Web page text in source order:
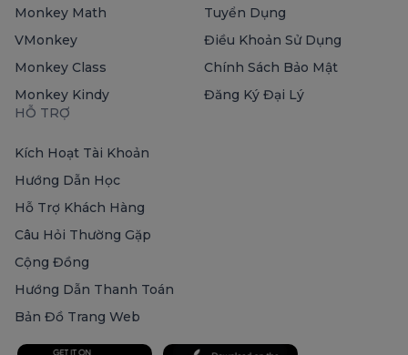
Monkey Math
VMonkey
Monkey Class
Monkey Kindy
Tuyển Dụng
Điều Khoản Sử Dụng
Chính Sách Bảo Mật
Đăng Ký Đại Lý
HỖ TRỢ
Kích Hoạt Tài Khoản
Hướng Dẫn Học
Hỗ Trợ Khách Hàng
Câu Hỏi Thường Gặp
Cộng Đồng
Hướng Dẫn Thanh Toán
Bản Đồ Trang Web